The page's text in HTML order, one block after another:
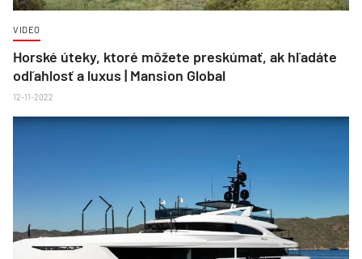
VIDEO
Horské úteky, ktoré môžete preskúmať, ak hľadáte
odľahlosť a luxus | Mansion Global
12-11-2022